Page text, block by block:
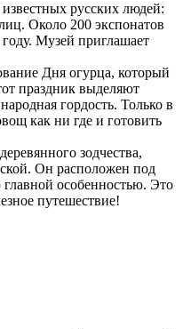
русских людей:
Около 200 экспонатов
Музей приглашает
Дня огурца, который
праздник выделяют
гордость. Только в
как ни где и готовить
зодчества,
Он расположен под
особенностью. Это
путешествие!